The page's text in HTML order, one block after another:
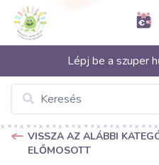
Lépj be a szuper
VISSZA AZ ALÁBBI
ELŐMOSOTT